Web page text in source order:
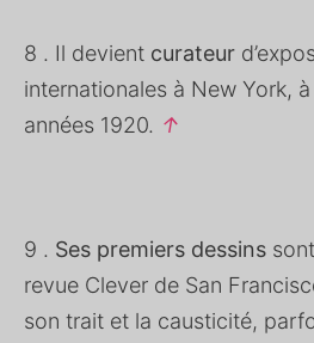
8 . Il devient curateur
internationales à New York,
années 1920. ↑
9 . Ses premiers dessins
revue Clever de San
son trait et la causticité,